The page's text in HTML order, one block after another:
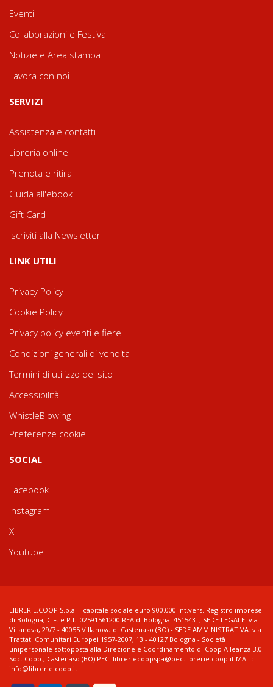
Eventi
Collaborazioni e Festival
Notizie e Area stampa
Lavora con noi
SERVIZI
Assistenza e contatti
Libreria online
Prenota e ritira
Guida all'ebook
Gift Card
Iscriviti alla Newsletter
LINK UTILI
Privacy Policy
Cookie Policy
Privacy policy eventi e fiere
Condizioni generali di vendita
Termini di utilizzo del sito
Accessibilità
WhistleBlowing
Preferenze cookie
SOCIAL
Facebook
Instagram
X
Youtube
LIBRERIE.COOP S.p.a. - capitale sociale euro 900.000 int.vers. Registro imprese
di Bologna, C.F. e P.I.: 02591561200 REA di Bologna: 451543 ; SEDE LEGALE: via
Villanova, 29/7 - 40055 Villanova di Castenaso (BO) - SEDE AMMINISTRATIVA: via
Trattati Comunitari Europei 1957-2007, 13 - 40127 Bologna - Società
unipersonale sottoposta alla Direzione e Coordinamento di Coop Alleanza 3.0
Soc. Coop., Castenaso (BO) PEC: libreriecoopspa@pec.librerie.coop.it MAIL:
info@librerie.coop.it